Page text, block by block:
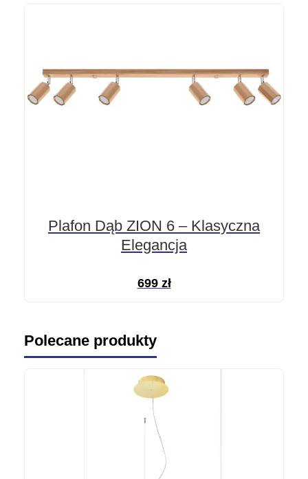
Plafon Dąb ZION 6 – Klasyczna
Elegancja
699 zł
Polecane produkty